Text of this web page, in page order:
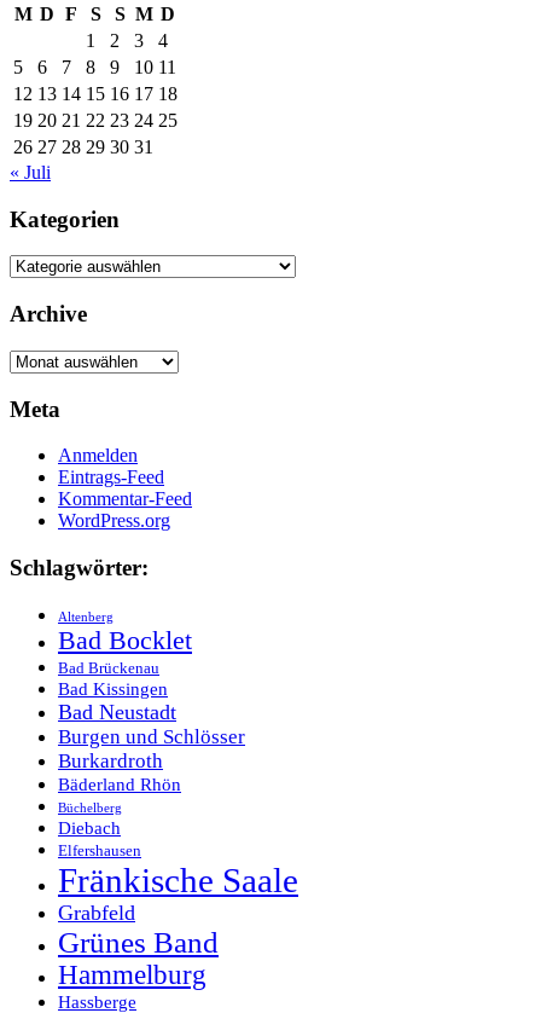
M D F S S M D
1
2 3
4
5
6 7 8 9 10 11
12 13 14 15 16 17 18
19 20 21 22 23 24 25
26 27 28 29 30 31
« Juli
Kategorien
Kategorien
Archive
Archive
Meta
Anmelden
Eintrags-Feed
Kommentar-Feed
WordPress.org
Schlagwörter:
Altenberg
Bad Bocklet
Bad Brückenau
Bad Kissingen
Bad Neustadt
Burgen und Schlösser
Burkardroth
Bäderland Rhön
Büchelberg
Diebach
Elfershausen
Fränkische Saale
Grabfeld
Grünes Band
Hammelburg
Hassberge